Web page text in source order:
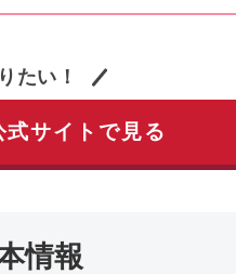
たい！
サイトで見る
情報